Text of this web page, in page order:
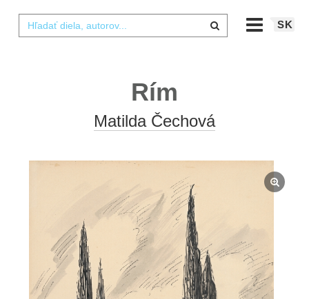
SK
Rím
Matilda Čechová